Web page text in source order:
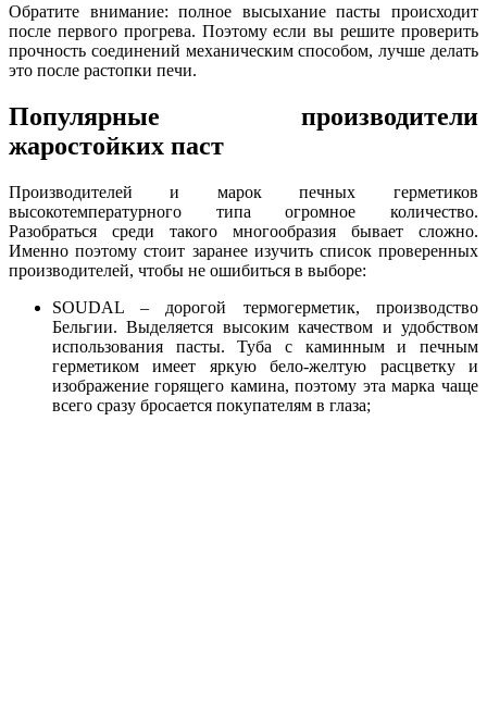
Обратите внимание: полное высыхание пасты происходит
после первого прогрева. Поэтому если вы решите проверить
прочность соединений механическим способом, лучше делать
это после растопки печи.
Популярные производители
жаростойких паст
Производителей и марок печных герметиков
высокотемпературного типа огромное количество.
Разобраться среди такого многообразия бывает сложно.
Именно поэтому стоит заранее изучить список проверенных
производителей, чтобы не ошибиться в выборе:
SOUDAL – дорогой термогерметик, производство
Бельгии. Выделяется высоким качеством и удобством
использования пасты. Туба с каминным и печным
герметиком имеет яркую бело-желтую расцветку и
изображение горящего камина, поэтому эта марка чаще
всего сразу бросается покупателям в глаза;